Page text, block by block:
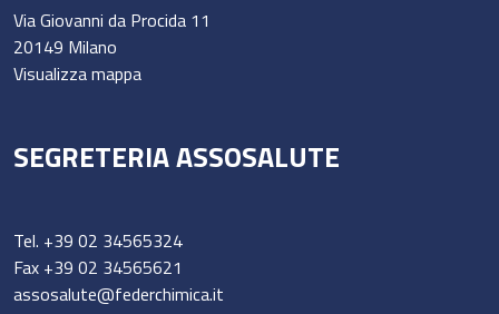
Via Giovanni da Procida 11
20149 Milano
Visualizza mappa
SEGRETERIA ASSOSALUTE
Tel. +39 02 34565324
Fax +39 02 34565621
assosalute@federchimica.it